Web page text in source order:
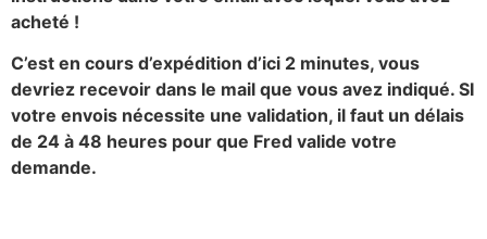
acheté !
C’est en cours d’expédition d’ici 2 minutes, vous
devriez recevoir dans le mail que vous avez indiqué. SI
votre envois nécessite une validation, il faut un délais
de 24 à 48 heures pour que Fred valide votre
demande.